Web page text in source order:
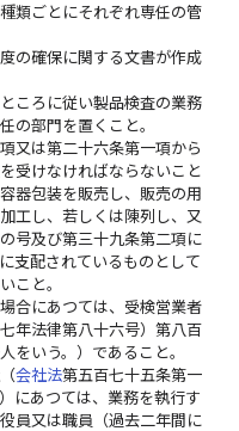
類ごとにそれぞれ専任の管
の確保に関する文書が作成
ころに従い製品検査の業務
の部門を置くこと。
又は第二十六条第一項から
受けなければならないこと
器包装を販売し、販売の用
工し、若しくは陳列し、又
号及び第三十九条第二項に
支配されているものとして
こと。
合にあつては、受検営業者
年法律第八十六号）第八百
をいう。）であること。
会社法第五百七十五条第一
にあつては、業務を執行す
員又は職員（過去二年間に